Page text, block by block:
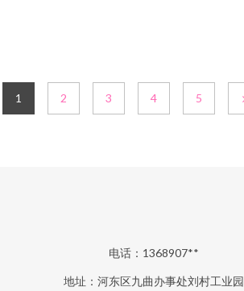
1 2 3 4 5
电话：1368907**
地址：河东区九曲办事处刘村工业园